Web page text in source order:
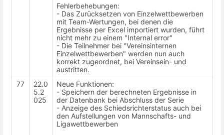
Fehlerbehebungen:
- Das Zurücksetzen von Einzelwettbewerben
mit Team-Wertungen, bei denen die
Ergebnisse per Excel importiert wurden, führt
nicht mehr zu einem "Internal error"
- Die Teilnehmer bei "Vereinsinternen
Einzelwettbewerben" werden nun auch
korrekt zugeordnet, bei Vereinsein- und
austritten.
77
22.0
5.2
025
Neue Funktionen:
- Speichern der berechneten Ergebnisse in
der Datenbank bei Abschluss der Serie
- Anzeige des Schiedsrichterstatus auch bei
den Aufstellungen von Mannschafts- und
Ligawettbewerben